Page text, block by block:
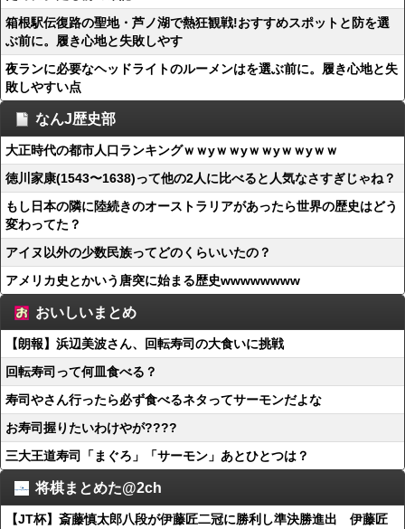
箱根駅伝復路の聖地・芦ノ湖で熱狂観戦!おすすめスポットと防を選
ぶ前に。履き心地と失敗しやす
夜ランに必要なヘッドライトのルーメンはを選ぶ前に。履き心地と失
敗しやすい点
なんJ歴史部
大正時代の都市人口ランキングｗｗyｗｗyｗｗyｗｗyｗｗ
徳川家康(1543〜1638)って他の2人に比べると人気なさすぎじゃね？
もし日本の隣に陸続きのオーストラリアがあったら世界の歴史はどう
変わってた？
アイヌ以外の少数民族ってどのくらいいたの？
アメリカ史とかいう唐突に始まる歴史wwwwwwww
おいしいまとめ
【朗報】浜辺美波さん、回転寿司の大食いに挑戦
回転寿司って何皿食べる？
寿司やさん行ったら必ず食べるネタってサーモンだよな
お寿司握りたいわけやが????
三大王道寿司「まぐろ」「サーモン」あとひとつは？
将棋まとめた@2ch
【JT杯】斎藤慎太郎八段が伊藤匠二冠に勝利し準決勝進出 伊藤匠